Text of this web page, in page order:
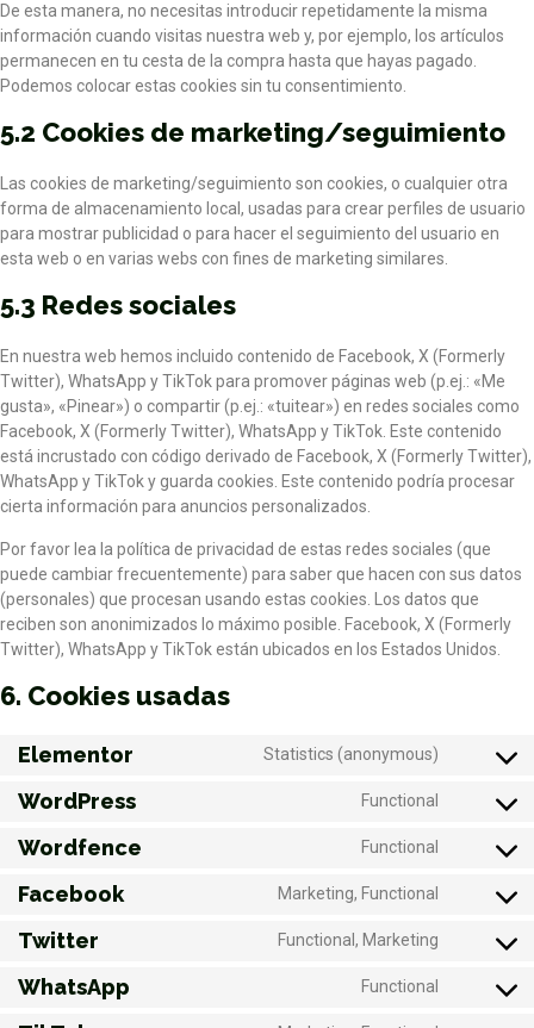
De esta manera, no necesitas introducir repetidamente la misma
información cuando visitas nuestra web y, por ejemplo, los artículos
permanecen en tu cesta de la compra hasta que hayas pagado.
Podemos colocar estas cookies sin tu consentimiento.
5.2 Cookies de marketing/seguimiento
Las cookies de marketing/seguimiento son cookies, o cualquier otra
forma de almacenamiento local, usadas para crear perfiles de usuario
para mostrar publicidad o para hacer el seguimiento del usuario en
esta web o en varias webs con fines de marketing similares.
5.3 Redes sociales
En nuestra web hemos incluido contenido de Facebook, X (Formerly
Twitter), WhatsApp y TikTok para promover páginas web (p.ej.: «Me
gusta», «Pinear») o compartir (p.ej.: «tuitear») en redes sociales como
Facebook, X (Formerly Twitter), WhatsApp y TikTok. Este contenido
está incrustado con código derivado de Facebook, X (Formerly Twitter),
WhatsApp y TikTok y guarda cookies. Este contenido podría procesar
cierta información para anuncios personalizados.
Por favor lea la política de privacidad de estas redes sociales (que
puede cambiar frecuentemente) para saber que hacen con sus datos
(personales) que procesan usando estas cookies. Los datos que
reciben son anonimizados lo máximo posible. Facebook, X (Formerly
Twitter), WhatsApp y TikTok están ubicados en los Estados Unidos.
6. Cookies usadas
Elementor Statistics (anonymous)
WordPress Functional
Wordfence Functional
Facebook Marketing, Functional
Twitter Functional, Marketing
WhatsApp Functional